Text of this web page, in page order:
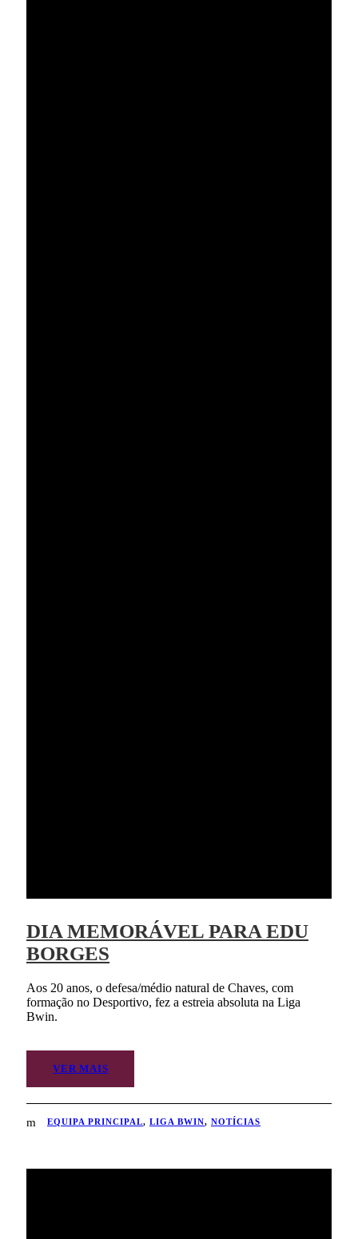
DIA MEMORÁVEL PARA EDU
BORGES
Aos 20 anos, o defesa/médio natural de Chaves, com
formação no Desportivo, fez a estreia absoluta na Liga
Bwin.
VER MAIS
EQUIPA PRINCIPAL, LIGA BWIN, NOTÍCIAS